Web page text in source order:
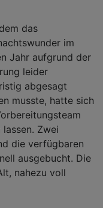
das
im
Jahr aufgrund der
leider
abgesagt
musste, hatte sich
Zwei
die verfügbaren
ausgebucht. Die
nahezu voll